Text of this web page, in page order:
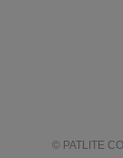
© PATLITE